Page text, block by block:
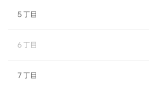
５丁目
６丁目
７丁目